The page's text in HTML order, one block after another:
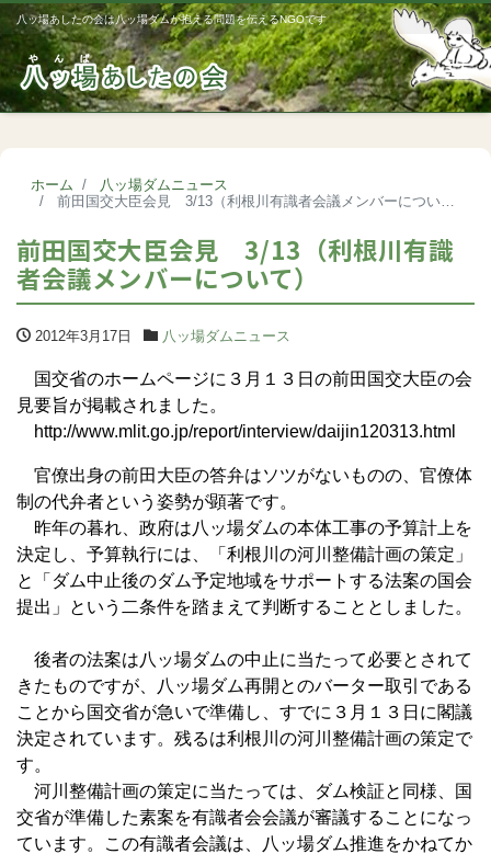
八ッ場あしたの会は八ッ場ダムが抱える問題を伝えるNGOです
ホーム
八ッ場ダムニュース
前田国交大臣会見 3/13（利根川有識者会議メンバーについて）
前田国交大臣会見 3/13（利根川有識
者会議メンバーについて）
2012年3月17日 八ッ場ダムニュース
国交省のホームページに３月１３日の前田国交大臣の会
見要旨が掲載されました。
http://www.mlit.go.jp/report/interview/daijin120313.html
官僚出身の前田大臣の答弁はソツがないものの、官僚体
制の代弁者という姿勢が顕著です。
昨年の暮れ、政府は八ッ場ダムの本体工事の予算計上を
決定し、予算執行には、「利根川の河川整備計画の策定」
と「ダム中止後のダム予定地域をサポートする法案の国会
提出」という二条件を踏まえて判断することとしました。
後者の法案は八ッ場ダムの中止に当たって必要とされて
きたものですが、八ッ場ダム再開とのバーター取引である
ことから国交省が急いで準備し、すでに３月１３日に閣議
決定されています。残るは利根川の河川整備計画の策定で
す。
河川整備計画の策定に当たっては、ダム検証と同様、国
交省が準備した素案を有識者会会議が審議することになっ
ています。この有識者会議は、八ッ場ダム推進をかねてか